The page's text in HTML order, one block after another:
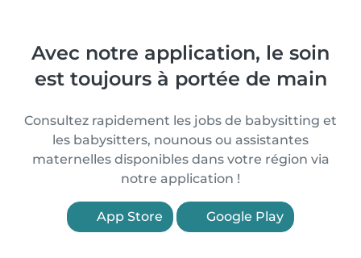
Avec notre application, le soin
est toujours à portée de main
Consultez rapidement les jobs de babysitting et
les babysitters, nounous ou assistantes
maternelles disponibles dans votre région via
notre application !
App Store Google Play